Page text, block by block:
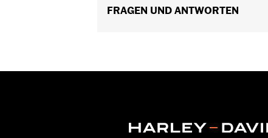
In der Box:Nur Halterung
FRAGEN UND ANTWORTEN